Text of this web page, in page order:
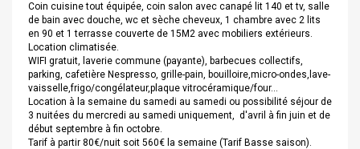
Coin cuisine tout équipée, coin salon avec canapé lit 140 et tv, salle
de bain avec douche, wc et sèche cheveux, 1 chambre avec 2 lits
en 90 et 1 terrasse couverte de 15M2 avec mobiliers extérieurs.
Location climatisée.
WIFI gratuit, laverie commune (payante), barbecues collectifs,
parking, cafetière Nespresso, grille-pain, bouilloire,micro-ondes,lave-
vaisselle,frigo/congélateur,plaque vitrocéramique/four...
Location à la semaine du samedi au samedi ou possibilité séjour de
3 nuitées du mercredi au samedi uniquement, d'avril à fin juin et de
début septembre à fin octobre.
Tarif à partir 80€/nuit soit 560€ la semaine (Tarif Basse saison).